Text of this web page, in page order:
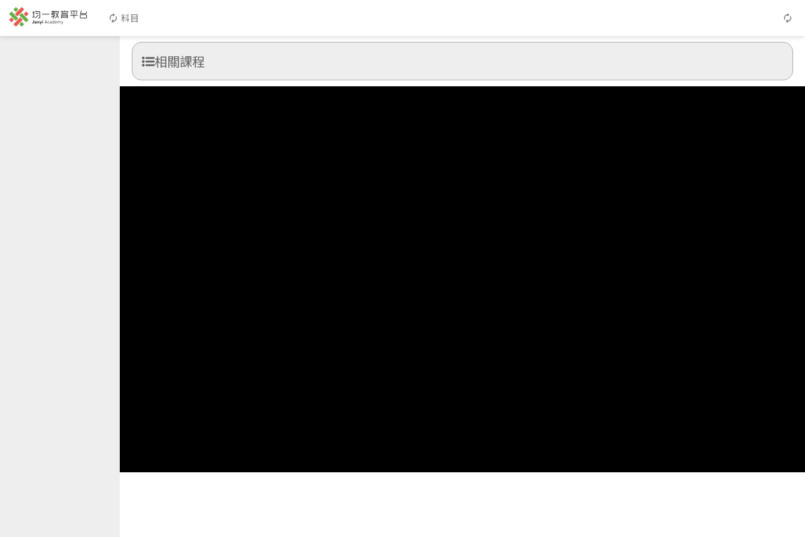
科目
相關課程